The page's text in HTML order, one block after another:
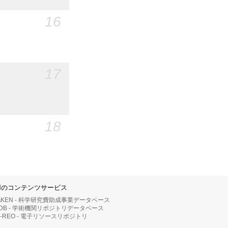
16
18
のコンテンツサービス
- 科学研究費助成事業データベース
- 学術機関リポジトリデータベース
REO - 電子リソースリポジトリ